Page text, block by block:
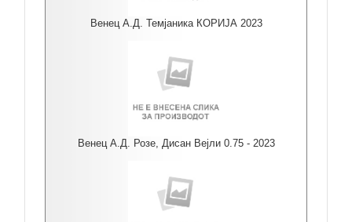
Венец А.Д. Темјаника КОРИЈА 2023
Венец А.Д. Розе, Дисан Вејли 0.75 - 2023